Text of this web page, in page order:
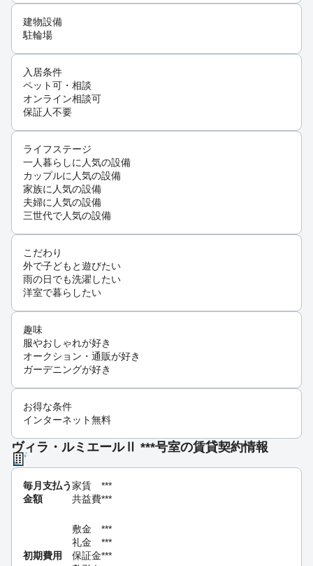
建物設備
駐輪場
入居条件
ペット可・相談
オンライン相談可
保証人不要
ライフステージ
一人暮らしに人気の設備
カップルに人気の設備
家族に人気の設備
夫婦に人気の設備
三世代で人気の設備
こだわり
外で子どもと遊びたい
雨の日でも洗濯したい
洋室で暮らしたい
趣味
服やおしゃれが好き
オークション・通販が好き
ガーデニングが好き
お得な条件
インターネット無料
ヴィラ・ルミエールⅡ ***号室の賃貸契約情報
毎月支払う
金額
家賃
***
共益費***
初期費用
敷金
***
礼金
***
保証金***